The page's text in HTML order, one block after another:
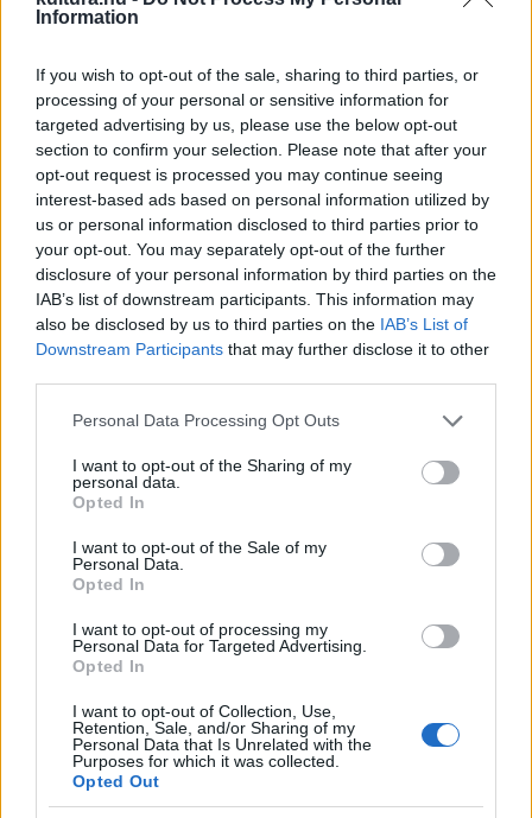
Information
If you wish to opt-out of the sale, sharing to third parties, or
processing of your personal or sensitive information for
targeted advertising by us, please use the below opt-out
section to confirm your selection. Please note that after your
opt-out request is processed you may continue seeing
interest-based ads based on personal information utilized by
us or personal information disclosed to third parties prior to
your opt-out. You may separately opt-out of the further
disclosure of your personal information by third parties on the
IAB’s list of downstream participants. This information may
also be disclosed by us to third parties on the IAB’s List of
Downstream Participants that may further disclose it to other
Please note that this website/app uses one or more Google
not limited to your visit or usage behaviour. You may click to
grant or deny consent to Google and its third-party tags to
use your data for below specified purposes in below Google
consent section.
Personal Data Processing Opt Outs
I want to opt-out of the Sharing of my
personal data.
Opted In
I want to opt-out of the Sale of my
Personal Data.
Opted In
I want to opt-out of processing my
Personal Data for Targeted Advertising.
Opted In
I want to opt-out of Collection, Use,
Retention, Sale, and/or Sharing of my
Personal Data that Is Unrelated with the
Purposes for which it was collected.
Opted Out
rongyfüggönnyel eltakart cirkuszi bódé lesz, a nászéjszakán
egy szolga a fején tartja a gyertyát, Kata egy deszkát
feszeget ki, hogy különös szerelmi légyottjukhoz
Petruchióval padot varázsoljon a semmiből.Bujdosó Nóra
kitűnő jelmezei egy szürrealista látomást folytatnak, hol
kellékek, hol cafatok, a dicső padovai polgárok bal vállán
címer gyanánt valami lehetetlen kompozíció fityeg, Gremio
viszont barna kötött szvetterben és bőrszerkóban teszi a
szépet a nála ötven évvel fiatalabb Biancának; erős, telt
színek és a képtelenségig eltúlzott formák közegében
álarcokról, a szolgák kihangsúlyozott póttestrészeiről,
továbbá néhány kutya-, bagoly- vagy majomfejű
lábatlankodóról Petruchio házában.
A tobzódó látványt és a minden ízében felvillanyozó
szöveget a részletekig kidolgozott, precíz, tökéletes és
élvezetes színészi játék teszi teljessé.Nagy Ervin
Petruchiója ritka alakítás. Egyszerre hímsoviniszta és játékos
kamasz, a férfitársaság izgalmas középpontja és bölcs férj,